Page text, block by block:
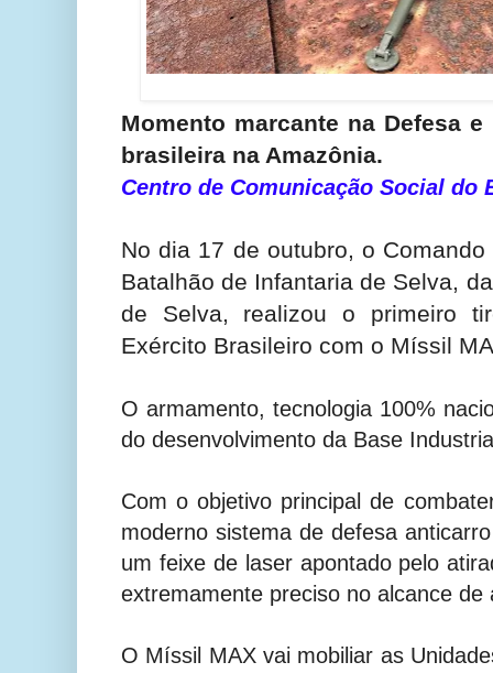
Momento marcante na Defesa
brasileira na Amazônia.
Centro de Comunicação Social do
No dia 17 de outubro, o
Batalhão de Infantaria de Selva,
de Selva, realizou o primeiro
Exército Brasileiro com o Míssil
O armamento, tecnologia 100%
do desenvolvimento da Base
Com o objetivo principal de
moderno sistema de defesa
um feixe de laser apontado pelo
extremamente preciso no alcance de
O Míssil MAX vai mobiliar as